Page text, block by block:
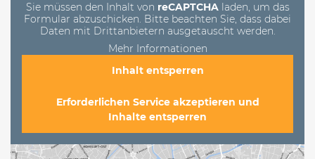
Sie müssen den Inhalt von reCAPTCHAladen, um das
Formular abzuschicken. Bitte beachten Sie, dass dabei
Daten mit Drittanbietern ausgetauscht werden.
Mehr Informationen
Inhalt entsperren
Erforderlichen Service akzeptieren und
Inhalte entsperren